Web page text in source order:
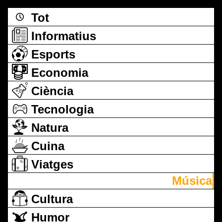
Tot
Informatius
Esports
Economia
Ciència
Tecnologia
Natura
Cuina
Viatges
Música
Cultura
Humor